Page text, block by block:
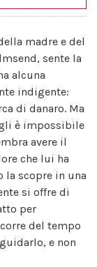
madre e del
sente la
alcuna
indigente:
di danaro. Ma
è impossibile
avere il
che lui ha
la scopre in una
si offre di
per
del tempo
e non